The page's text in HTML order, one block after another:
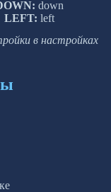
down
LEFT: left
в настройках